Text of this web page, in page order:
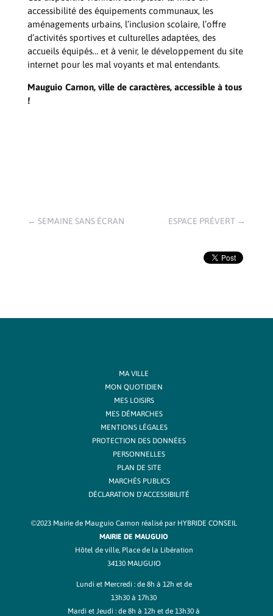
accessibilité des équipements communaux, les
aménagements urbains, l’inclusion scolaire, l’offre
d’activités sportives et culturelles adaptées, des
accueils équipés… et à venir, le développement du site
internet pour les mal voyants et mal entendants.
Mauguio Carnon, ville de caractères, accessible à tous
!
← SEMAINE SANS ÉCRAN ESPACE PRÉVERT →
MA VILLE
MON QUOTIDIEN
MES LOISIRS
MES DÉMARCHES
MENTIONS LÉGALES
PROTECTION DES DONNÉES
PERSONNELLES
PLAN DE SITE
MARCHÉS PUBLICS
DÉCLARATION D’ACCESSIBILITÉ
©2023 Mairie de Mauguio Carnon réalisé par HYBRIDE CONSEIL
MAIRIE DE MAUGUIO
Hôtel de ville, Place de la Libération
34130 MAUGUIO
Lundi et Mercredi : de 8h à 12h et de
13h30 à 17h30
Mardi et Jeudi : de 8h à 12h et de 13h30 à